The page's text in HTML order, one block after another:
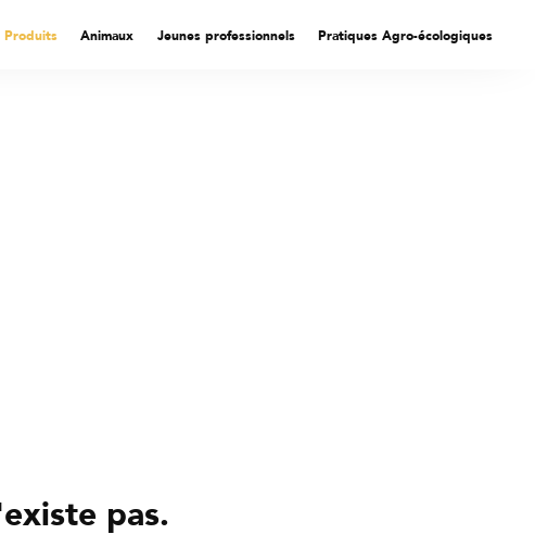
Produits Animaux Jeunes professionnels Pratiques Agro-écologiques
pas.